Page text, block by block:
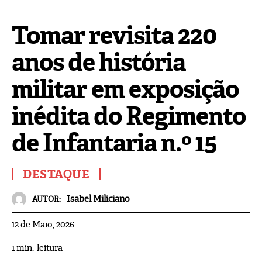
Tomar revisita 220
anos de história
militar em exposição
inédita do Regimento
de Infantaria n.º 15
DESTAQUE
AUTOR: Isabel Miliciano
12 de Maio, 2026
1min. leitura